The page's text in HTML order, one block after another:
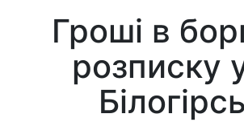
Гроші в
розписку